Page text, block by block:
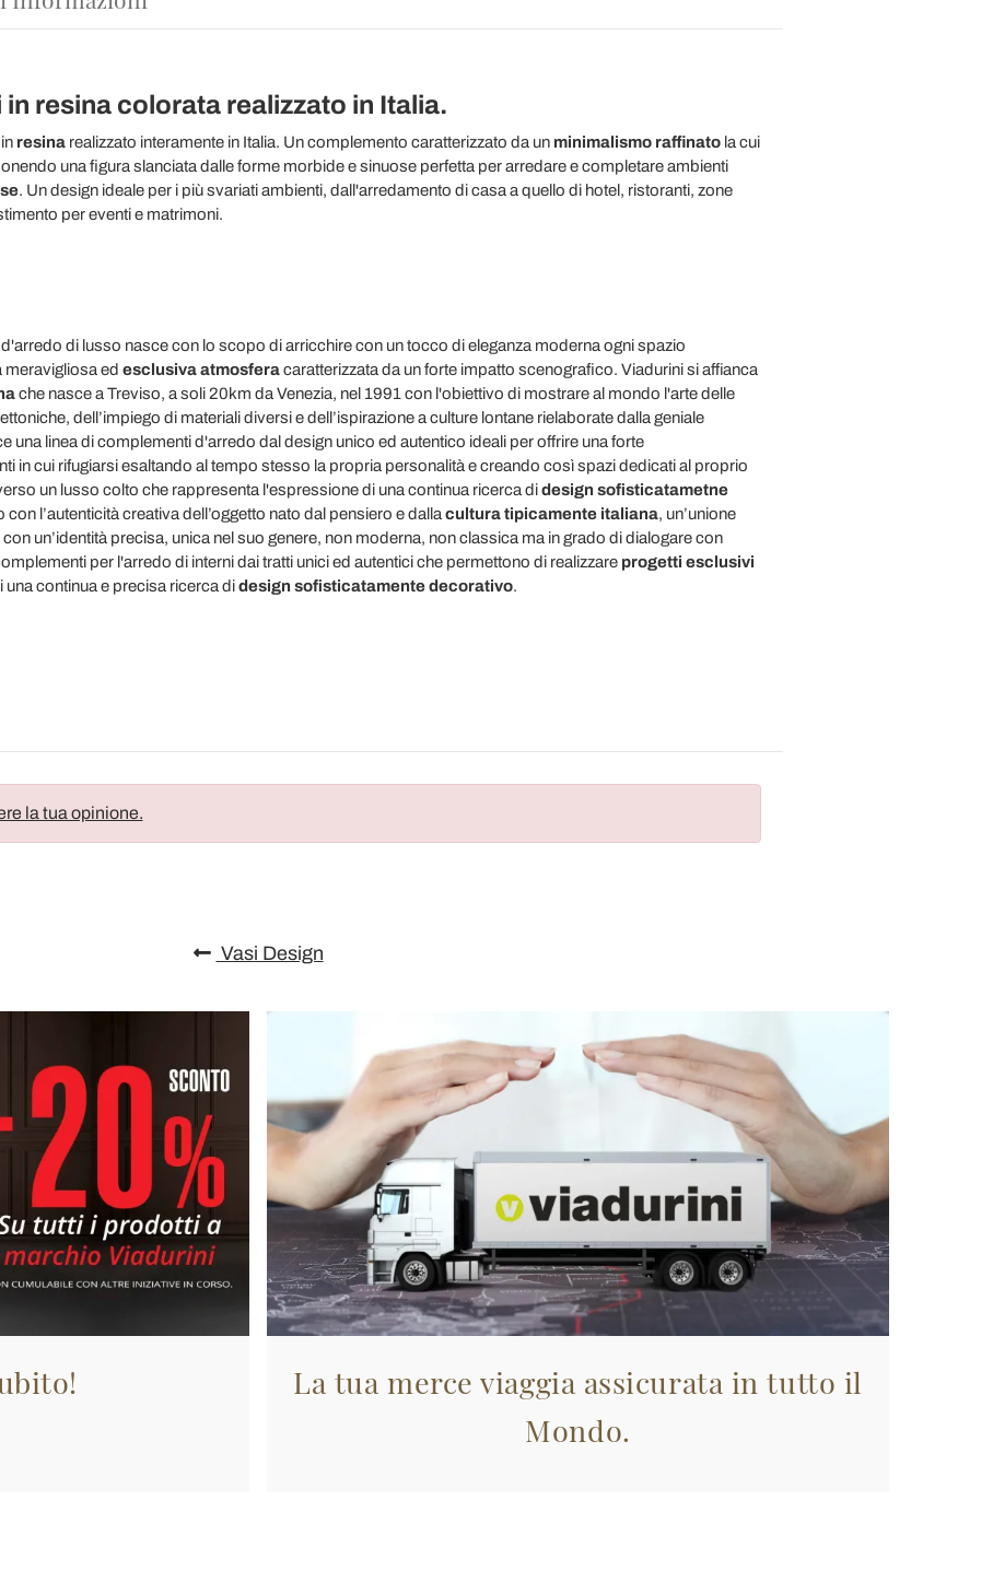
resina colorata realizzato in Italia.
in resina realizzato interamente in Italia. Un complemento caratterizzato da un minimalismo raffinatola cui
una figura slanciata dalle forme morbide e sinuose perfetta per arredare e completare ambienti
. Un design ideale per i più svariati ambienti, dall'arredamento di casa a quello di hotel, ristoranti, zone
per eventi e matrimoni.
di lusso nasce con lo scopo di arricchire con un tocco di eleganza moderna ogni spazio
ed esclusiva atmosferacaratterizzata da un forte impatto scenografico. Viadurini si affianca
che nasce a Treviso, a soli 20km da Venezia, nel 1991 con l'obiettivo di mostrare al mondo l'arte delle
dell’impiego di materiali diversi e dell’ispirazione a culture lontane rielaborate dalla geniale
una linea di complementi d'arredo dal design unico ed autentico ideali per offrire una forte
in cui rifugiarsi esaltando al tempo stesso la propria personalità e creando così spazi dedicati al proprio
un lusso colto che rappresenta l'espressione di una continua ricerca didesign sofisticatametne
l’autenticità creativa dell’oggetto nato dal pensiero e dalla cultura tipicamente italiana, un’unione
un’identità precisa, unica nel suo genere, non moderna, non classica ma in grado di dialogare con
per l'arredo di interni dai tratti unici ed autentici che permettono di realizzare progetti esclusivi
continua e precisa ricerca didesign sofisticatamente decorativo.
la tua opinione.
Vasi Design
La tua merce viaggia assicurata in tutto il
Mondo.